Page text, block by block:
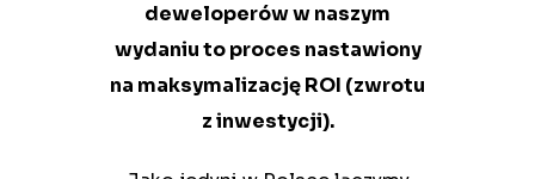
deweloperóww naszym
wydaniu to proces nastawiony
na maksymalizację ROI (zwrotu
z inwestycji).